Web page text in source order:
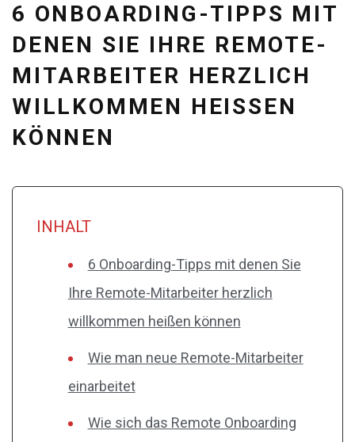
6 ONBOARDING-TIPPS MIT
DENEN SIE IHRE REMOTE-
MITARBEITER HERZLICH
WILLKOMMEN HEISSEN K
ÖNNEN
INHALT
6 Onboarding-Tipps mit denen Sie
Ihre Remote-Mitarbeiter herzlich
willkommen heißen können
Wie man neue Remote-Mitarbeiter
einarbeitet
Wie sich das Remote Onboarding